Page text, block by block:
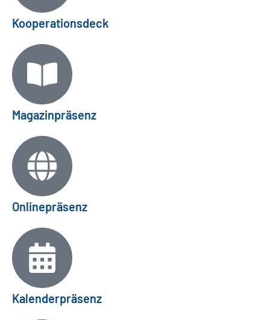
Kooperationsdeck
Magazinpräsenz
Onlinepräsenz
Kalenderpräsenz